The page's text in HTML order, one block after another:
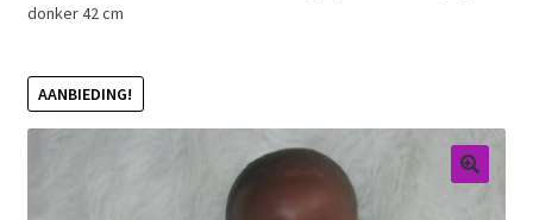
Retouren
donker 42 cm
AANBIEDING!